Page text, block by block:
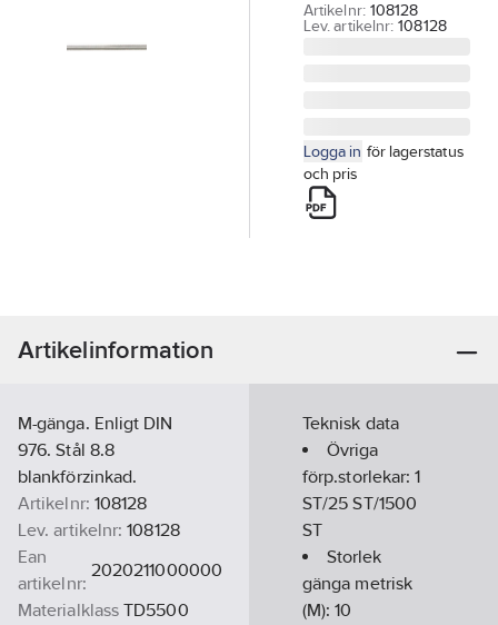
Artikelnr: 108128
Lev. artikelnr: 108128
Logga in för lagerstatus
och pris
Artikelinformation
M-gänga. Enligt DIN
976. Stål 8.8
blankförzinkad.
Artikelnr: 108128
Lev. artikelnr: 108128
Ean
artikelnr:
2020211000000
Materialklass TD5500
Teknisk data
Övriga
förp.storlekar:1
ST/25 ST/1500
ST
Storlek
gänga metrisk
(M):10